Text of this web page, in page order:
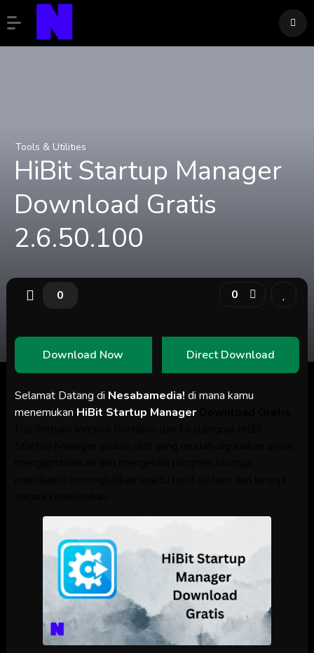
Tools & Utilities
HiBit Startup Manager
Download Gratis
2.6.50.100
0 0
Download Now Direct Download
Selamat Datang di Nesabamedia! di mana kamu
menemukan HiBit Startup ManagerDownload Gratis